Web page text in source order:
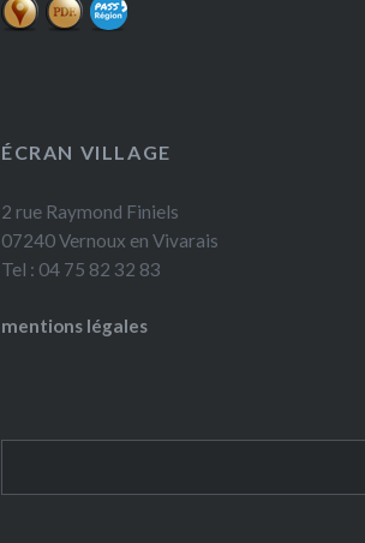
ÉCRAN VILLAGE
2 rue Raymond Finiels
07240 Vernoux en Vivarais
Tel : 04 75 82 32 83
mentions légales